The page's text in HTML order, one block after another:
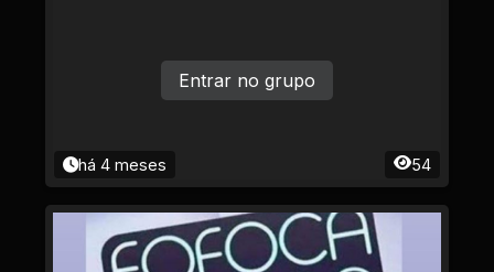
há 4 meses 54
Entrar no grupo